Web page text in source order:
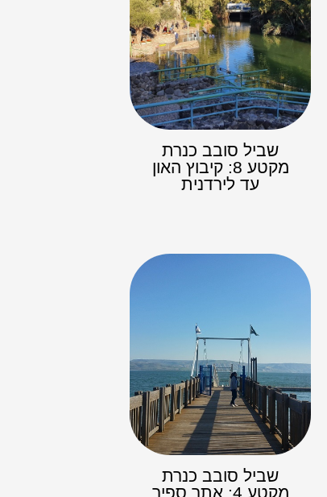
שביל סובב כנרת
מקטע 8: קיבוץ האון
עד לירדנית
שביל סובב כנרת
מקטע 4: אתר ספיר